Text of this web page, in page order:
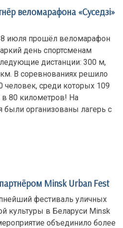
веломарафона «Суседзi»
июля прошёл веломарафон
день спортсменам
дистанции: 300 м,
В соревнованиях решило
человек, среди которых 109
в 80 километров! На
были организованы лагерь с
Minsk Urban Fest
фестиваль уличных
культуры в Беларуси Minsk
объединило более